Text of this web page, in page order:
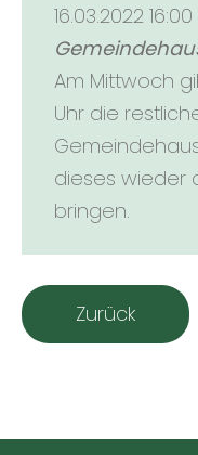
16.03.2022 16:00
Am Mittwoch
Uhr die
dieses wieder
bringen.
Zurück